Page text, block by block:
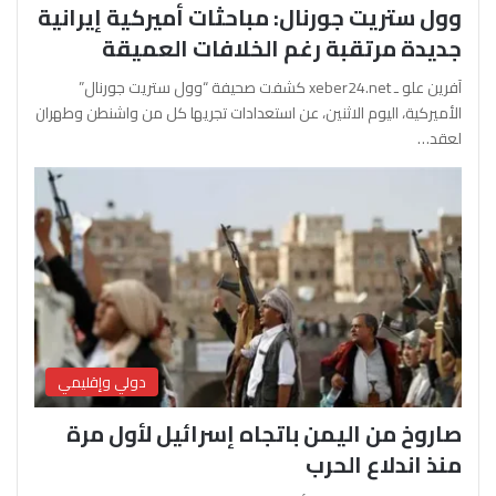
وول ستريت جورنال: مباحثات أميركية إيرانية
جديدة مرتقبة رغم الخلافات العميقة
آفرين علو ـ xeber24.net كشفت صحيفة “وول ستريت جورنال”
الأميركية، اليوم الاثنين، عن استعدادات تجريها كل من واشنطن وطهران
لعقد…
دولي وإقليمي
صاروخ من اليمن باتجاه إسرائيل لأول مرة
منذ اندلاع الحرب